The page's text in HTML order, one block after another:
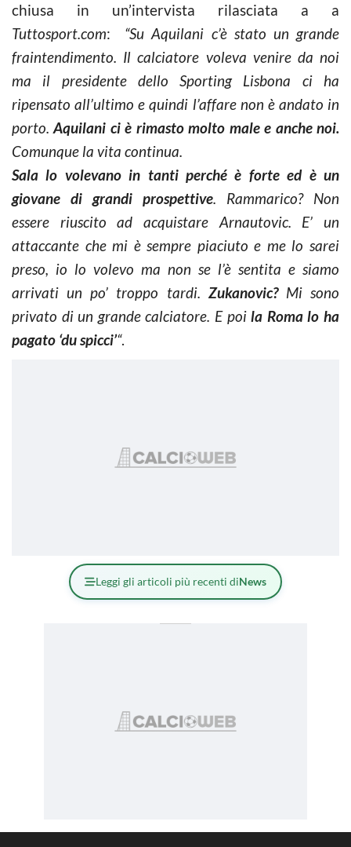
chiusa in un’intervista rilasciata a a
Tuttosport.com: “Su Aquilani c’è stato un grande
fraintendimento. Il calciatore voleva venire da noi
ma il presidente dello Sporting Lisbona ci ha
ripensato all’ultimo e quindi l’affare non è andato in
porto.Aquilani ci è rimasto molto male e anche noi.
Comunque la vita continua.
Sala lo volevano in tanti perché è forte ed è un
giovane di grandi prospettive. Rammarico? Non
essere riuscito ad acquistare Arnautovic. E’ un
attaccante che mi è sempre piaciuto e me lo sarei
preso, io lo volevo ma non se l’è sentita e siamo
arrivati un po’ troppo tardi. Zukanovic?Mi sono
privato di un grande calciatore. E poila Roma lo ha
pagato ‘du spicci’“.
Leggi gli articoli più recenti diNews